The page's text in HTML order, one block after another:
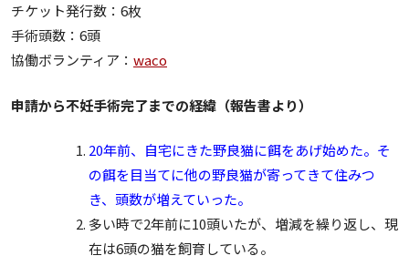
チケット発行数：6枚
手術頭数：6頭
協働ボランティア： waco
申請から不妊手術完了までの経緯（報告書より）
20年前、自宅にきた野良猫に餌をあげ始めた。そ
の餌を目当てに他の野良猫が寄ってきて住みつ
き、頭数が増えていった。
多い時で2年前に10頭いたが、増減を繰り返し、現
在は6頭の猫を飼育している。